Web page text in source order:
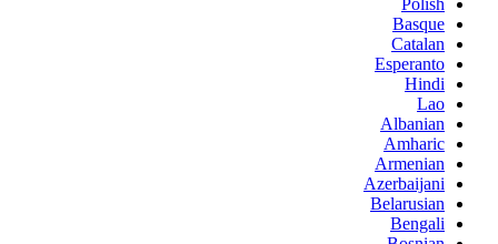
Polish
Basque
Catalan
Esperanto
Hindi
Lao
Albanian
Amharic
Armenian
Azerbaijani
Belarusian
Bengali